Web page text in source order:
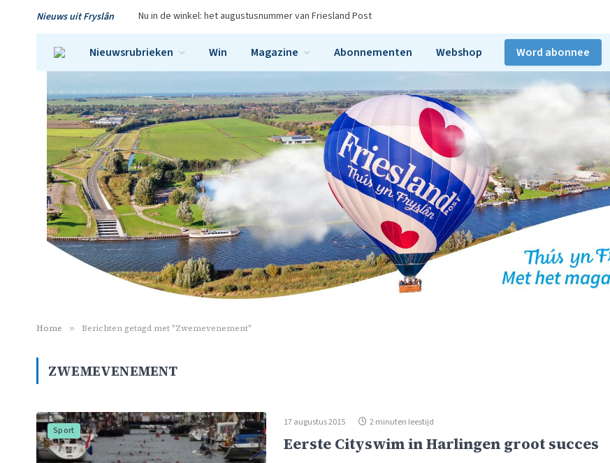
Nieuws uit Fryslân Nu in de winkel: het augustusnummer van Friesland Post
Nieuwsrubrieken Win Magazine Abonnementen Webshop Word abonnee
Home » Berichten getagd met "Zwemevenement"
ZWEMEVENEMENT
Sport
17 augustus 2015 2 minuten leestijd
Eerste Cityswim in Harlingen groot succes